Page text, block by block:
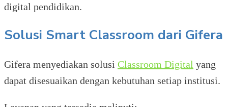
digital pendidikan.
Solusi Smart Classroom dari Gifera
Gifera menyediakan solusi Classroom Digital yang
dapat disesuaikan dengan kebutuhan setiap institusi.